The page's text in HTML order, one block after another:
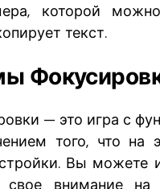
которой
текст.
— это игра с
того, что на
Вы можете